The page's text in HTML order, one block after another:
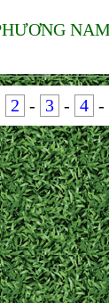
2 - 3 - 4 -